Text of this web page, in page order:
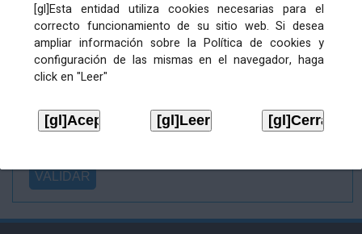
[gl]Esta entidad utiliza cookies necesarias para el
correcto funcionamiento de su sitio web. Si desea
ampliar información sobre la Política de cookies y
configuración de las mismas en el navegador, haga
click en "Leer"
Ficheiros varios
Ficheiro
asinado:
firma (.p7s):